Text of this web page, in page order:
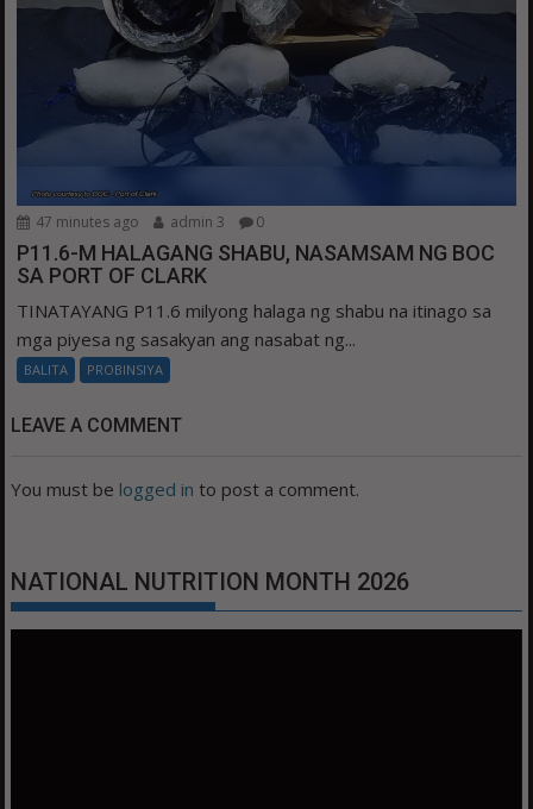
47 minutes ago admin 3 0
P11.6-M HALAGANG SHABU, NASAMSAM NG BOC
SA PORT OF CLARK
TINATAYANG P11.6 milyong halaga ng shabu na itinago sa
mga piyesa ng sasakyan ang nasabat ng...
BALITA PROBINSIYA
LEAVE A COMMENT
You must be logged in to post a comment.
NATIONAL NUTRITION MONTH 2026